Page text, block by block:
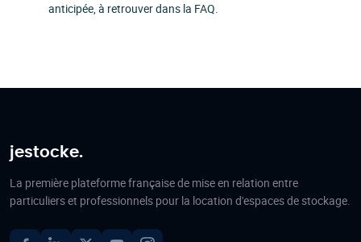
anticipée, à retrouver dans la FAQ.
jestocke.
La première plateforme française de mise en relation entre
particuliers et professionnels pour la location d'espaces de stockage.